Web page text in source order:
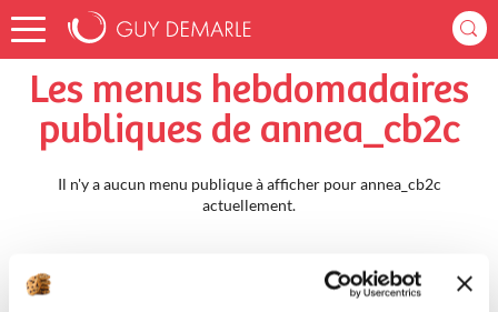
Accueil annea_cb2c Menus Hebdomadaires
Les menus hebdomadaires
publiques de annea_cb2c
Il n'y a aucun menu publique à afficher pour annea_cb2c
actuellement.